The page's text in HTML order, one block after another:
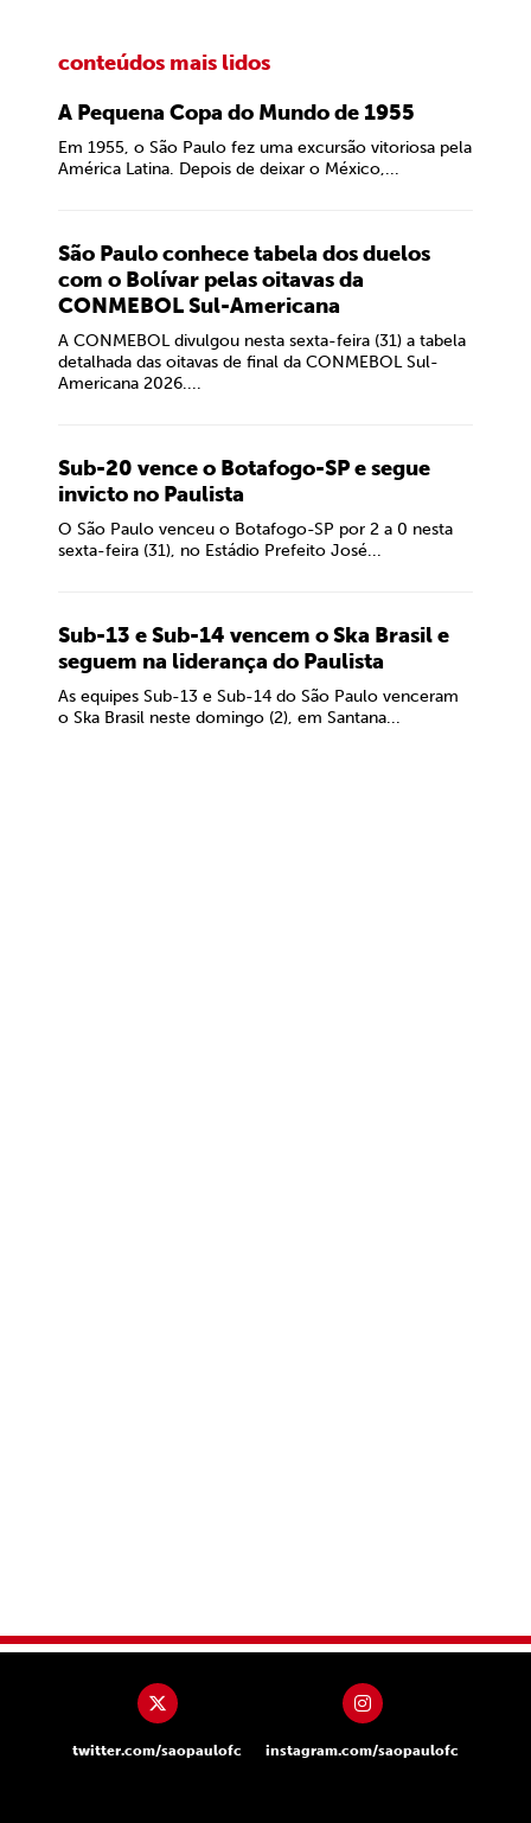
conteúdos mais lidos
A Pequena Copa do Mundo de 1955
Em 1955, o São Paulo fez uma excursão vitoriosa pela
América Latina. Depois de deixar o México,...
São Paulo conhece tabela dos duelos
com o Bolívar pelas oitavas da
CONMEBOL Sul-Americana
A CONMEBOL divulgou nesta sexta-feira (31) a tabela
detalhada das oitavas de final da CONMEBOL Sul-
Americana 2026....
Sub-20 vence o Botafogo-SP e segue
invicto no Paulista
O São Paulo venceu o Botafogo-SP por 2 a 0 nesta
sexta-feira (31), no Estádio Prefeito José...
Sub-13 e Sub-14 vencem o Ska Brasil e
seguem na liderança do Paulista
As equipes Sub-13 e Sub-14 do São Paulo venceram
o Ska Brasil neste domingo (2), em Santana...
twitter.com/saopaulofc instagram.com/saopaulofc